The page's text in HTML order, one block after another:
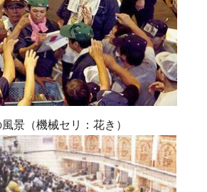
景（機械セリ：花き）